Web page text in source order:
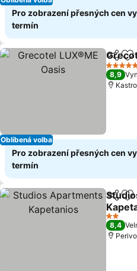
Pro zobrazení přesných cen
termín
Oblíbená volba
Sdílet
5 Počet
8,9
Kastro
Pro zobrazení přesných cen
termín
Sdílet
2 Počet
8,4